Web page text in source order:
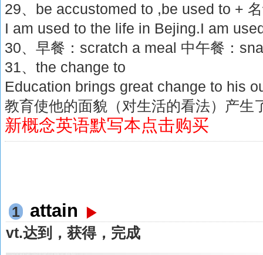
29、be accustomed to ,be used to +
I am used to the life in Bejing.I am
30、早餐：scratch a meal 中午餐：
31、the change to
Education brings great change to his
教育使他的面貌（对生活的看法）产生
新概念英语默写本点击购买
1 attain
vt.达到，获得，完成